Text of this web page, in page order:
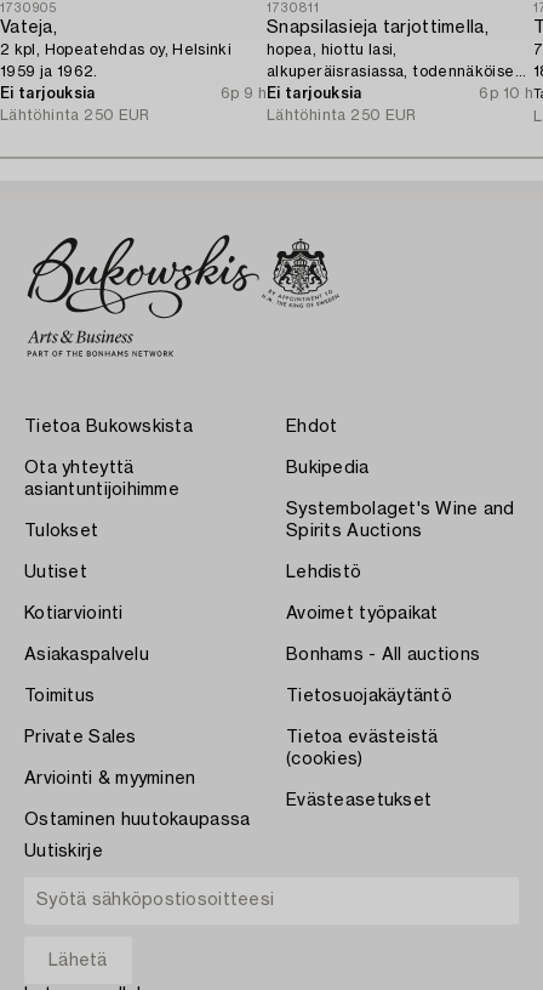
1730905
Vateja,
2 kpl, Hopeatehdas oy, Helsinki
1959 ja 1962.
Ei tarjouksia
6p 9 h
Lähtöhinta 250 EUR
1730811
Snapsilasieja tarjottimella,
hopea, hiottu lasi,
alkuperäisrasiassa, todennäköisesti
Norja 1910-luku.
Ei tarjouksia
6p 10 h
Lähtöhinta 250 EUR
Tietoa Bukowskista
Ota yhteyttä
asiantuntijoihimme
Tulokset
Uutiset
Kotiarviointi
Asiakaspalvelu
Toimitus
Private Sales
Arviointi & myyminen
Ostaminen huutokaupassa
Ehdot
Bukipedia
Systembolaget's Wine and
Spirits Auctions
Lehdistö
Avoimet työpaikat
Bonhams - All auctions
Tietosuojakäytäntö
Tietoa evästeistä
(cookies)
Evästeasetukset
Uutiskirje